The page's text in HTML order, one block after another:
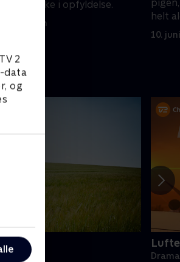
2
data
og
går ikke i opfyldelse.
• 43 min
helt
10.